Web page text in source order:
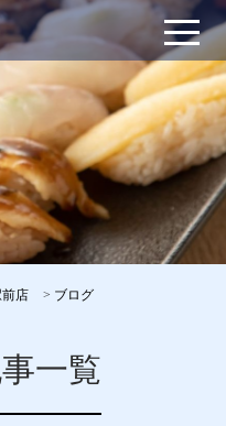
前店 > ブログ
一覧